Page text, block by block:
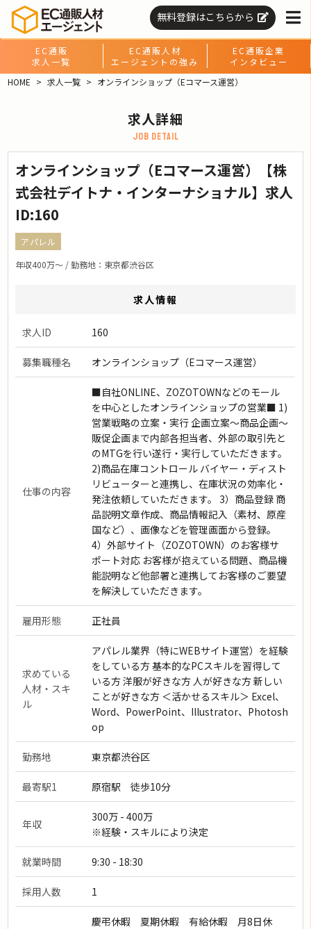
無料登録はこちらから
EC通販
求人一覧
EC通販人材
エージェントの強み
EC通販企業
インタビュー
HOME
求人一覧 オンラインショップ（Eコマース運営）
求人詳細
job detail
オンラインショップ（Eコマース運営）【株
式会社デイトナ・インターナショナル】求人
ID:160
アパレル
年収400万〜 / 勤務地：東京都渋谷区
求人情報
求人ID 160
募集職種名 オンラインショップ（Eコマース運営）
仕事の内容
■自社ONLINE、ZOZOTOWNなどのモール
を中心としたオンラインショップの営業■ 1)
営業戦略の立案・実行 企画立案〜商品企画〜
販促企画まで内部各担当者、外部の取引先と
のMTGを行い遂行・実行していただきます。
2)商品在庫コントロール バイヤー・ディスト
リビューターと連携し、在庫状況の効率化・
発注依頼していただきます。 3）商品登録 商
品説明文章作成、商品情報記入（素材、原産
国など）、画像などを管理画面から登録。
4）外部サイト（ZOZOTOWN）のお客様サ
ポート対応 お客様が抱えている問題、商品機
能説明など他部署と連携してお客様のご要望
を解決していただきます。
雇用形態 正社員
求めている
人材・スキ
ル
アパレル業界（特にWEBサイト運営）を経験
をしている方 基本的なPCスキルを習得して
いる方 洋服が好きな方 人が好きな方 新しい
ことが好きな方 ＜活かせるスキル＞ Excel、
Word、PowerPoint、Illustrator、Photosh
op
勤務地 東京都渋谷区
最寄駅1 原宿駅 徒歩10分
年収
300万 - 400万
※経験・スキルにより決定
就業時間 9:30 - 18:30
採用人数 1
慶弔休暇 夏期休暇 有給休暇 月8日休